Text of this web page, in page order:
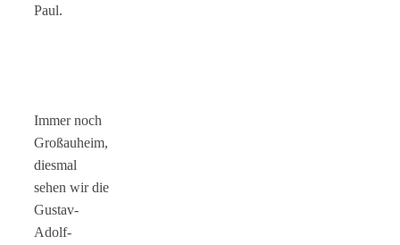
Paul.
Immer noch
Großauheim,
diesmal
sehen wir die
Gustav-
Adolf-